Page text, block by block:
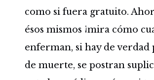
como si fuera gratuito.
ésos mismos ¡mira cómo
enferman, si hay de verdad
de muerte, se postran